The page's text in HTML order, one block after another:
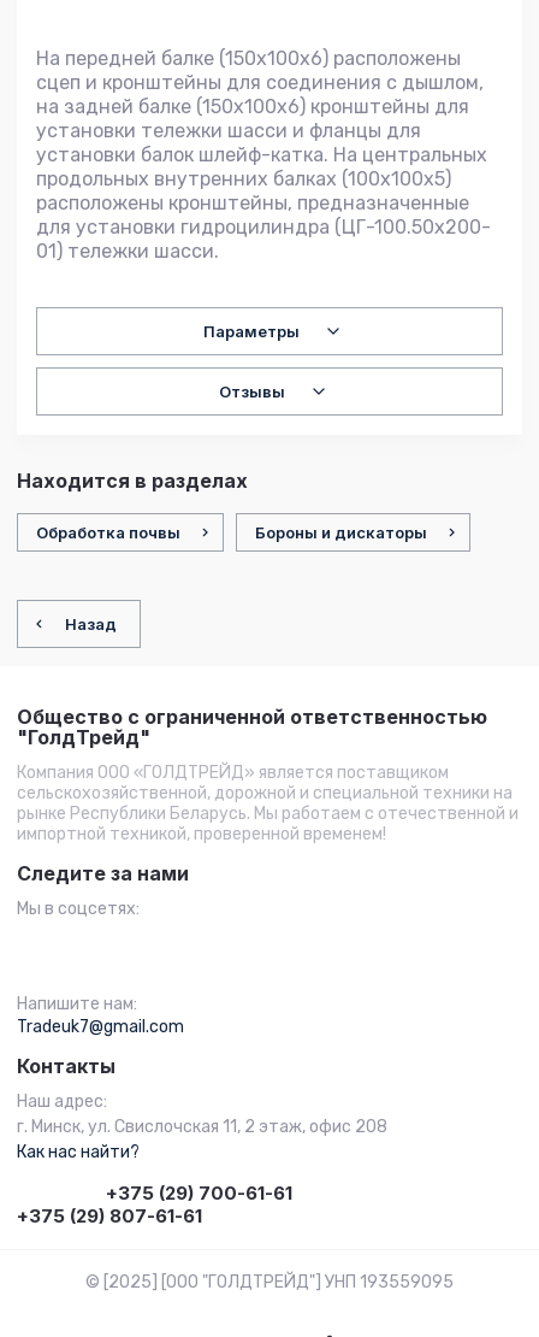
На передней балке (150x100x6) расположены
сцеп и кронштейны для соединения с дышлом,
на задней балке (150x100x6) кронштейны для
установки тележки шасси и фланцы для
установки балок шлейф-катка. На центральных
продольных внутренних балках (100x100x5)
расположены кронштейны, предназначенные
для установки гидроцилиндра (ЦГ-100.50х200-
01) тележки шасси.
Параметры
Отзывы
Находится в разделах
Обработка почвы Бороны и дискаторы
Назад
Общество с ограниченной ответственностью
"ГолдТрейд"
Компания ООО «ГОЛДТРЕЙД» является поставщиком
сельскохозяйственной, дорожной и специальной техники на
рынке Республики Беларусь. Мы работаем с отечественной и
импортной техникой, проверенной временем!
Следите за нами
Мы в соцсетях:
Напишите нам:
Tradeuk7@gmail.com
Контакты
Наш адрес:
г. Минск, ул. Свислочская 11, 2 этаж, офис 208
Как нас найти?
+375 (29) 700-61-61
+375 (29) 807-61-61
© [2025] [ООО "ГОЛДТРЕЙД"] УНП 193559095